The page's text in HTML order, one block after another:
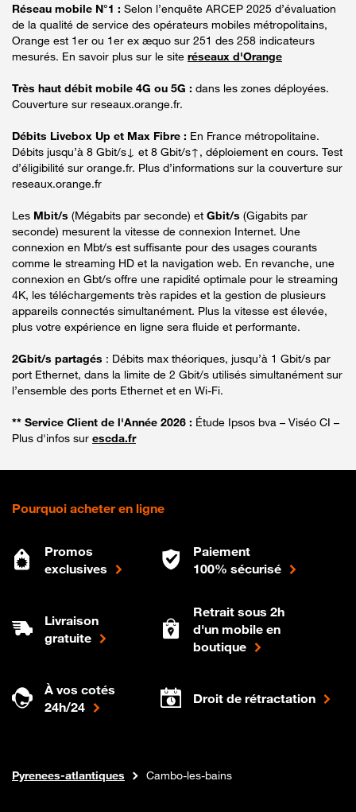
Réseau mobile N°1 : Selon l’enquête ARCEP 2025 d’évaluation
de la qualité de service des opérateurs mobiles métropolitains,
Orange est 1er ou 1er ex æquo sur 251 des 258 indicateurs
mesurés. En savoir plus sur le site réseaux d'Orange
Très haut débit mobile 4G ou 5G : dans les zones déployées.
Couverture sur reseaux.orange.fr.
Débits Livebox Up et Max Fibre : En France métropolitaine.
Débits jusqu’à 8 Gbit/s↓ et 8 Gbit/s↑, déploiement en cours. Test
d’éligibilité sur orange.fr. Plus d’informations sur la couverture sur
reseaux.orange.fr
Les Mbit/s (Mégabits par seconde) et Gbit/s (Gigabits par
seconde) mesurent la vitesse de connexion Internet. Une
connexion en Mbt/s est suffisante pour des usages courants
comme le streaming HD et la navigation web. En revanche, une
connexion en Gbt/s offre une rapidité optimale pour le streaming
4K, les téléchargements très rapides et la gestion de plusieurs
appareils connectés simultanément. Plus la vitesse est élevée,
plus votre expérience en ligne sera fluide et performante.
2Gbit/s partagés : Débits max théoriques, jusqu’à 1 Gbit/s par
port Ethernet, dans la limite de 2 Gbit/s utilisés simultanément sur
l’ensemble des ports Ethernet et en Wi-Fi.
** Service Client de l'Année 2026 : Étude Ipsos bva – Viséo CI –
Plus d'infos sur escda.fr
Pourquoi acheter en ligne
Promos
exclusives
Paiement
100% sécurisé
Livraison
gratuite
Retrait sous 2h
d'un mobile en
boutique
À vos cotés
24h/24
Droit de rétractation
Boutique Orange
Internet fibreNouvelle-aquitaine
Pyrenees-atlantiques Cambo-les-bains